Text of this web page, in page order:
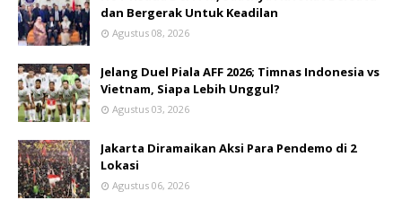
dan Bergerak Untuk Keadilan
Agustus 08, 2026
Jelang Duel Piala AFF 2026; Timnas Indonesia vs
Vietnam, Siapa Lebih Unggul?
Agustus 03, 2026
Jakarta Diramaikan Aksi Para Pendemo di 2
Lokasi
Agustus 06, 2026